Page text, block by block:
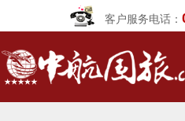
客户服务电话：